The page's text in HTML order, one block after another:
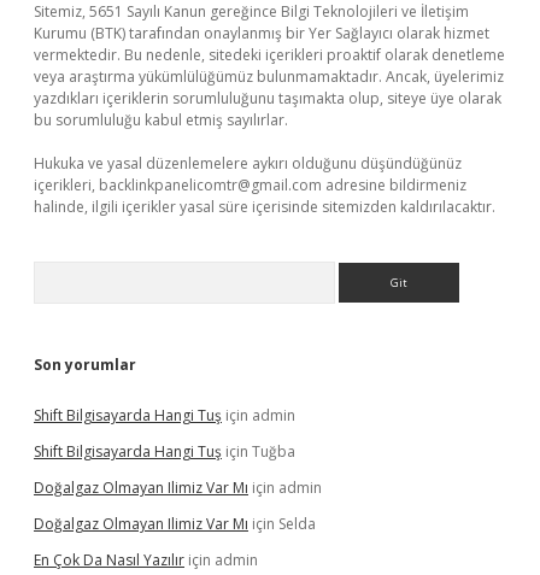
Sitemiz, 5651 Sayılı Kanun gereğince Bilgi Teknolojileri ve İletişim
Kurumu (BTK) tarafından onaylanmış bir Yer Sağlayıcı olarak hizmet
vermektedir. Bu nedenle, sitedeki içerikleri proaktif olarak denetleme
veya araştırma yükümlülüğümüz bulunmamaktadır. Ancak, üyelerimiz
yazdıkları içeriklerin sorumluluğunu taşımakta olup, siteye üye olarak
bu sorumluluğu kabul etmiş sayılırlar.
Hukuka ve yasal düzenlemelere aykırı olduğunu düşündüğünüz
içerikleri, backlinkpanelicomtr@gmail.com adresine bildirmeniz
halinde, ilgili içerikler yasal süre içerisinde sitemizden kaldırılacaktır.
Son yorumlar
Shift Bilgisayarda Hangi Tuş için admin
Shift Bilgisayarda Hangi Tuş için Tuğba
Doğalgaz Olmayan Ilimiz Var Mı için admin
Doğalgaz Olmayan Ilimiz Var Mı için Selda
En Çok Da Nasıl Yazılır için admin